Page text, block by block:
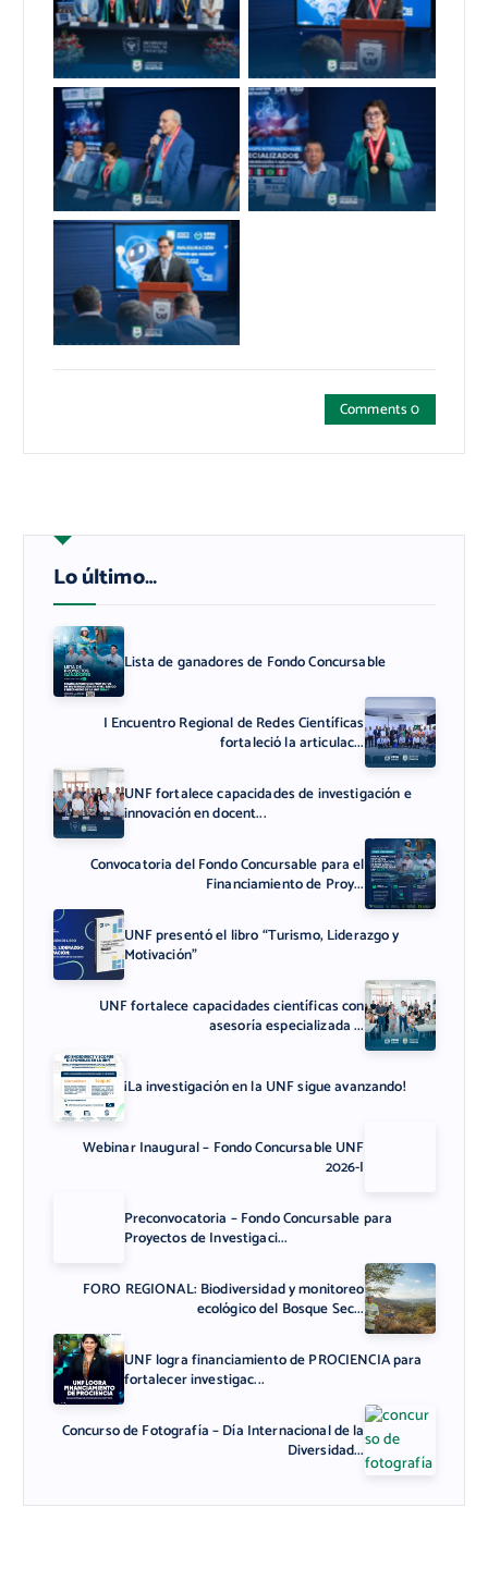
2025
2025
Semana de la Ciencia
2025
Semana de la Ciencia
2025
Semana de la Ciencia
2025
Comments 0
Lo último…
Lista de ganadores de Fondo Concursable
I Encuentro Regional de Redes Científicas
fortaleció la articulac...
UNF fortalece capacidades de investigación e
innovación en docent...
Convocatoria del Fondo Concursable para el
Financiamiento de Proy...
UNF presentó el libro “Turismo, Liderazgo y
Motivación”
UNF fortalece capacidades científicas con
asesoría especializada ...
¡La investigación en la UNF sigue avanzando!
Webinar Inaugural – Fondo Concursable UNF
2026-I
Preconvocatoria – Fondo Concursable para
Proyectos de Investigaci...
FORO REGIONAL: Biodiversidad y monitoreo
ecológico del Bosque Sec...
UNF logra financiamiento de PROCIENCIA para
fortalecer investigac...
Concurso de Fotografía – Día Internacional de la
Diversidad...